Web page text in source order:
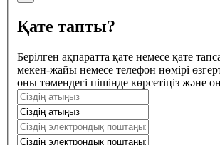
Қате тапты?
Берілген ақпаратта қате немесе қате
мекен-жайы немесе телефон нөмірі
оны төмендегі пішінде көрсетіңіз және